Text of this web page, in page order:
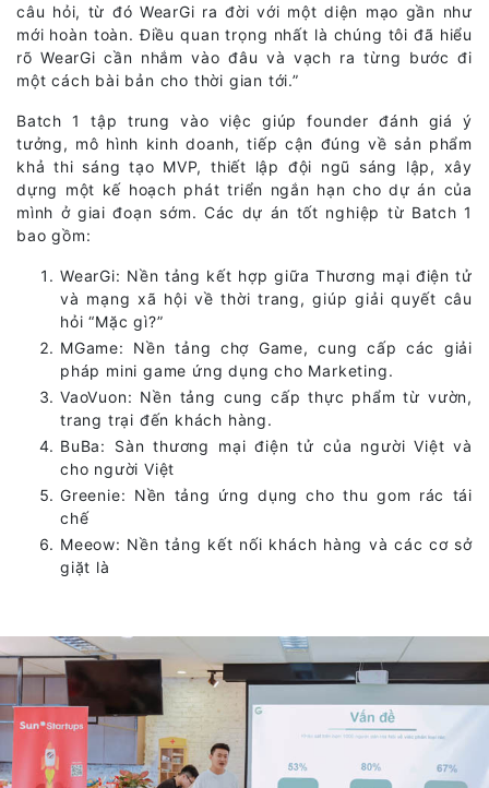
câu hỏi, từ đó WearGi ra đời với một diện mạo gần như
mới hoàn toàn. Điều quan trọng nhất là chúng tôi đã hiểu
rõ WearGi cần nhắm vào đâu và vạch ra từng bước đi
một cách bài bản cho thời gian tới.”
Batch 1 tập trung vào việc giúp founder đánh giá ý
tưởng, mô hình kinh doanh, tiếp cận đúng về sản phẩm
khả thi sáng tạo MVP, thiết lập đội ngũ sáng lập, xây
dựng một kế hoạch phát triển ngắn hạn cho dự án của
mình ở giai đoạn sớm. Các dự án tốt nghiệp từ Batch 1
bao gồm:
WearGi: Nền tảng kết hợp giữa Thương mại điện tử
và mạng xã hội về thời trang, giúp giải quyết câu
hỏi “Mặc gì?”
MGame: Nền tảng chợ Game, cung cấp các giải
pháp mini game ứng dụng cho Marketing.
VaoVuon: Nền tảng cung cấp thực phẩm từ vườn,
trang trại đến khách hàng.
BuBa: Sàn thương mại điện tử của người Việt và
cho người Việt
Greenie: Nền tảng ứng dụng cho thu gom rác tái
chế
Meeow: Nền tảng kết nối khách hàng và các cơ sở
giặt là